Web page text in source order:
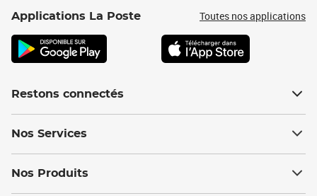
Applications La Poste Toutes nos applications
Restons connectés
Nos Services
Nos Produits